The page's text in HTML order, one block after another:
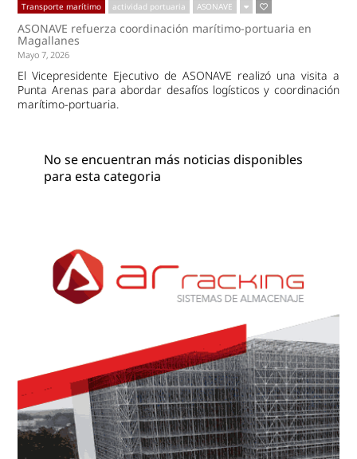
Transporte marítimo actividad portuaria ASONAVE
ASONAVE refuerza coordinación marítimo-portuaria en
Magallanes
Mayo 7, 2026
El Vicepresidente Ejecutivo de ASONAVE realizó una visita a
Punta Arenas para abordar desafíos logísticos y coordinación
marítimo-portuaria.
No se encuentran más noticias disponibles
para esta categoria